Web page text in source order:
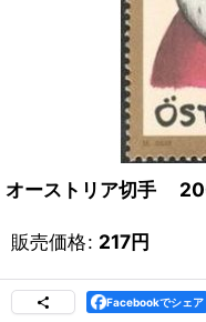
オーストリア切手
販売価格: 217円
Facebookでシェア